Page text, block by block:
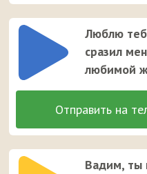
Люблю
сразил
любимой
Вадим, ты